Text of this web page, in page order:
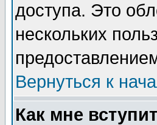
доступа. Это
нескольких
Вернуться к
Как мне